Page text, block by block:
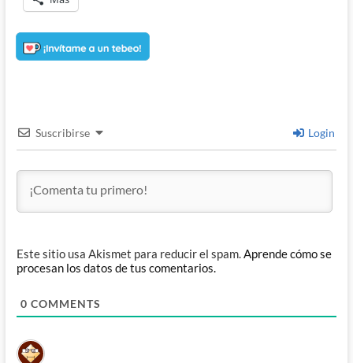
Suscribirse Login
Este sitio usa Akismet para reducir el spam.Aprende cómo se
procesan los datos de tus comentarios.
0 COMMENTS